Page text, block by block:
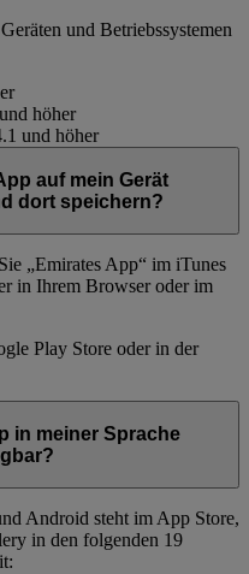
und Betriebssystemen
höher
und höher
auf mein Gerät
dort speichern?
„Emirates App“ im iTunes
in Ihrem Browser oder im
Play Store oder in der
in meiner Sprache
Android steht im App Store,
in den folgenden 19